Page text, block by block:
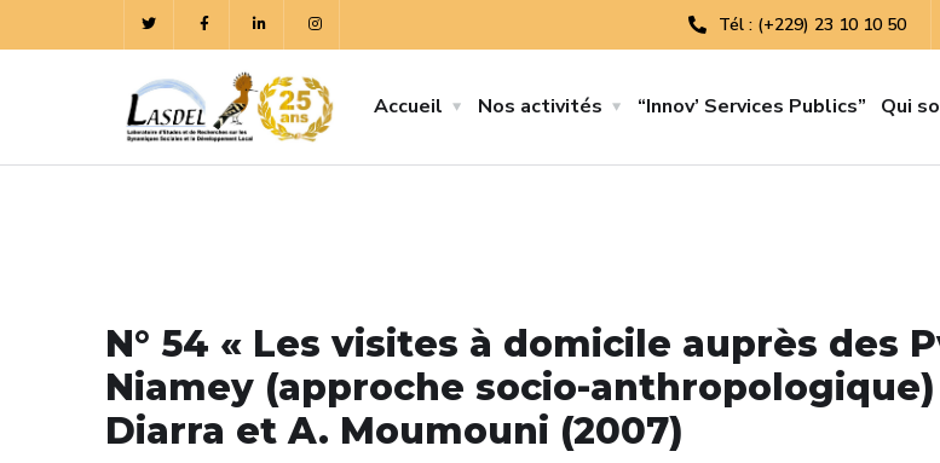
Tél : (+229) 23 10 10 50
Accueil Nos activités “Innov’ Services Publics” Qui
N° 54 « Les visites à domicile auprès des
Niamey (approche socio-anthropologique)
Diarra et A. Moumouni (2007)